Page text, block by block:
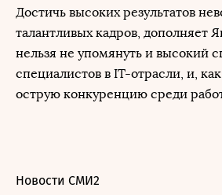
Достичь высоких результатов
талантливых кадров, дополняет
нельзя не упомянуть и высокий
специалистов в IT-отрасли, и,
острую конкуренцию среди
Новости СМИ2